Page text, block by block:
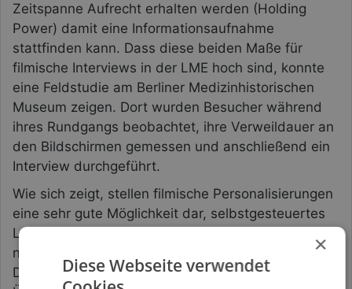
Zeitspanne Aufrecht erhalten werden (Holding
Power) damit eine Informationsaufnahme
stattfinden kann. Dass diese beiden Maße für
filmische Interviews in der LME hoch sind, konnte
eine Feldstudie am Berliner Medizinhistorischen
Museum zeigen. Dort wurden Besucher während
ihres Rundgangs beobachtet, ihre Verweildauer an
den Bildschirmen gemessen und anschließend ein
Interview durchgeführt.
Wie sich zeigt, stellen filmische Personalisierungen
eine sehr gute Möglichkeit dar, selbstgesteuertes
Lernen im informellen Setting wie dem
naturwissenschaftlichen Museum zu unterstützen.
Darüber hinaus erlaubt das Storytelling das
×
Diese Webseite verwendet